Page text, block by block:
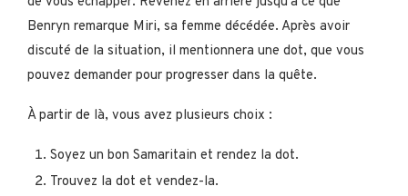
Benryn remarque Miri, sa femme décédée. Après avoir
discuté de la situation, il mentionnera une dot, que vous
pouvez demander pour progresser dans la quête.
À partir de là, vous avez plusieurs choix :
Soyez un bon Samaritain et rendez la dot.
Trouvez la dot et vendez-la.